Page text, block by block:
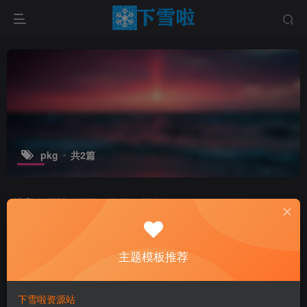
pkg 共2篇
排序 更新 浏览 点赞 评论
主题模板推荐
下雪啦资源站